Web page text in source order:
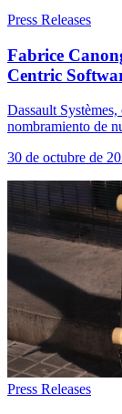
Press Releases
Fabrice
Centric
Dassault
nombramiento de
30 de octubre de
Press Releases